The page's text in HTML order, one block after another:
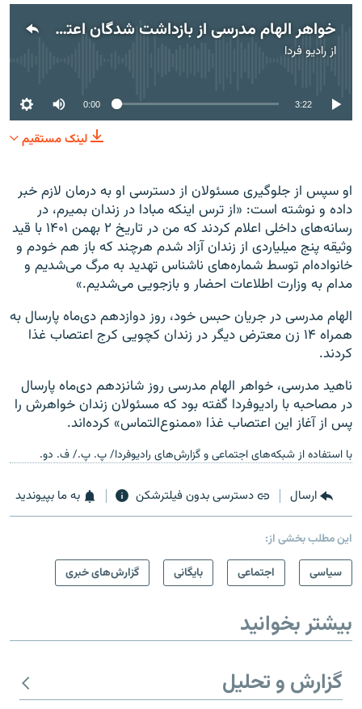
خواهر الهام مدرسی از بازداشت شدگان اعتراض ها:از نظر جمهوری اسلامی ۸۰ میلیون ایرانی مجرم هستند
ازرادیو فردا
0:00 3:22
لینک مستقیم
او سپس از جلوگیری مسئولان از دسترسی او به درمان لازم خبر
داده و نوشته است: «از ترس اینکه مبادا در زندان بمیرم، در
رسانه‌های داخلی اعلام کردند که من در تاریخ ۲ بهمن ۱۴۰۱ با قید
وثیقه پنج میلیاردی از زندان آزاد شدم هرچند که باز هم خودم و
خانواده‌ام توسط شماره‌های ناشناس تهدید به مرگ می‌شدیم و
مدام به وزارت اطلاعات احضار و بازجویی می‌شدیم.»
الهام مدرسی در جریان حبس خود،‌ روز دوازدهم دی‌ماه پارسال به
همراه ۱۴ زن معترض دیگر در زندان کچویی کرج اعتصاب غذا
کردند.
ناهید مدرسی، خواهر الهام مدرسی روز شانزدهم دی‌ماه پارسال
در مصاحبه با رادیوفردا گفته بود که مسئولان زندان خواهرش را
پس از آغاز این اعتصاب غذا «ممنوع‌التماس» کرده‌اند.
با استفاده از شبکه‌های اجتماعی و گزارش‌های رادیوفردا/ پ. پ./ ف. دو.
ارسال دسترسی بدون فیلترشکن به ما بپیوندید
این مطلب بخشی از:
سیاسی
اجتماعی بایگانی گزارش‌های خبری
بیشتر بخوانید
گزارش و تحلیل